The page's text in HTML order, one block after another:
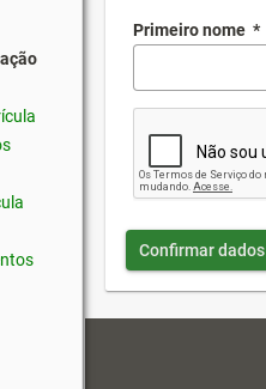
Primeiro nome *
Confirmar dados